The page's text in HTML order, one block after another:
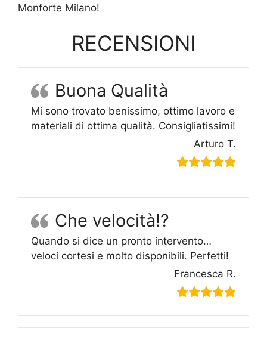
Monforte Milano!
RECENSIONI
Buona Qualità
Mi sono trovato benissimo, ottimo lavoro e
materiali di ottima qualità. Consigliatissimi!
Arturo T.
Che velocità!?
Quando si dice un pronto intervento…
veloci cortesi e molto disponibili. Perfetti!
Francesca R.